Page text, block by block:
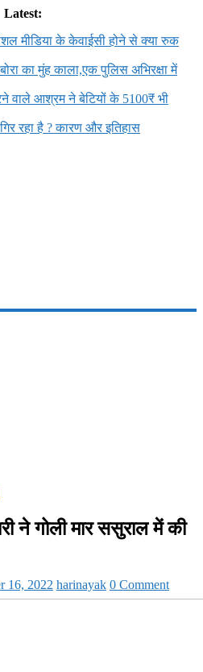
Latest:
मीडिया के केवाईसी होने से क्या रुक
का मुंह काला,एक पुलिस अभिरक्षा में
वाले आश्रम ने बेटियों के 5100₹ भी
रहा है ? कारण और इतिहास
ने गोली मार ससुराल में की
16, 2022 harinayak 0 Comment